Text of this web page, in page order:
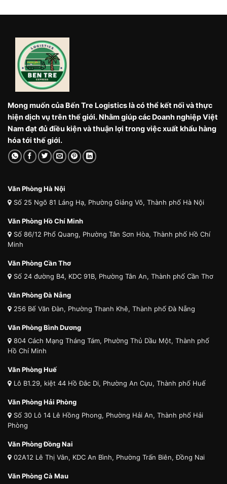
Mong muốn của Bến Tre Logistics là có thể kết nối và thực
hiện dịch vụ trên thế giới. Nhằm giúp các Doanh nghiệp Việt
Nam đạt đủ điều kiện và thuận lợi trong việc xuất khẩu hàng
hóa tới thế giới.
Văn Phòng Hà Nội
Số 25 Ngõ 81 Láng Hạ, Phường Giảng Võ, Thành phố Hà Nội
Văn Phòng Hồ Chí Minh
Số 86/12 Phổ Quang, Phường Tân Sơn Hòa, Thành phố Hồ Chí
Minh
Văn Phòng Cần Thơ
Số 24 đường B4, KDC 91B, Phường Tân An, Thành phố Cần Thơ
Văn Phòng Đà Nẵng
256 Bế Văn Đàn, Phường Thanh Khê, Thành phố Đà Nẵng
Văn Phòng Bình Dương
804 Cách Mạng Tháng Tám, Phường Thủ Dầu Một, Thành phố
Hồ Chí Minh
Văn Phòng Huế
Lô B1.29, kiệt 44 Hồ Đắc Di, Phường An Cựu, Thành phố Huế
Văn Phòng Hải Phòng
Số 30 Lô 14 Lê Hồng Phong, Phường Hải An, Thành phố Hải
Phòng
Văn Phòng Đồng Nai
02A12 Lê Thị Vân, KDC An Bình, Phường Trấn Biên, Đồng Nai
Văn Phòng Cà Mau